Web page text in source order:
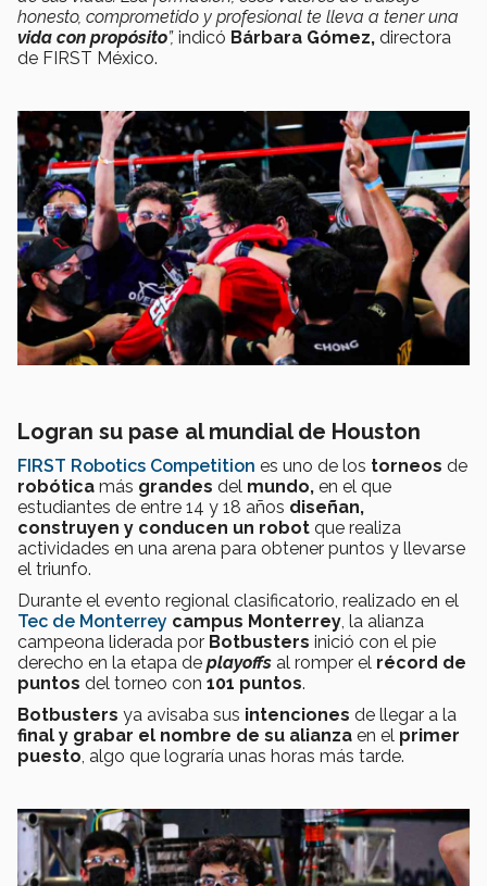
honesto, comprometido y profesional te lleva a tener una
vida con propósito”, indicó Bárbara Gómez, directora
de FIRST México.
Logran su pase al mundial de Houston
FIRST Robotics Competition es uno de los torneos de
robótica más grandes del mundo, en el que
estudiantes de entre 14 y 18 años diseñan,
construyen y conducen un robot que realiza
actividades en una arena para obtener puntos y llevarse
el triunfo.
Durante el evento regional clasificatorio, realizado en el
Tec de Monterrey campus Monterrey , la alianza
campeona liderada por Botbusters inició con el pie
derecho en la etapa de playoffs al romper el récord de
puntos del torneo con 101 puntos.
Botbusters ya avisaba sus intenciones de llegar a la
final y grabar el nombre de su alianza en el primer
puesto , algo que lograría unas horas más tarde.